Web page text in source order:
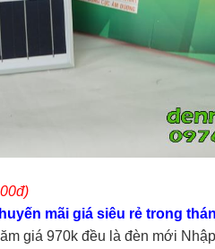
mãi giá siêu rẻ trong
giá 970k đều là đèn mới